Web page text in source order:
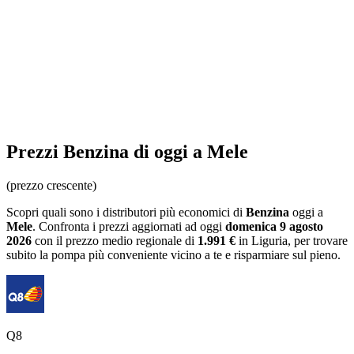
Prezzi Benzina di oggi a Mele
(prezzo crescente)
Scopri quali sono i distributori più economici di Benzina oggi a
Mele. Confronta i prezzi aggiornati ad oggi domenica 9 agosto
2026 con il prezzo medio regionale di 1.991 € in Liguria, per trovare
subito la pompa più conveniente vicino a te e risparmiare sul pieno.
Q8